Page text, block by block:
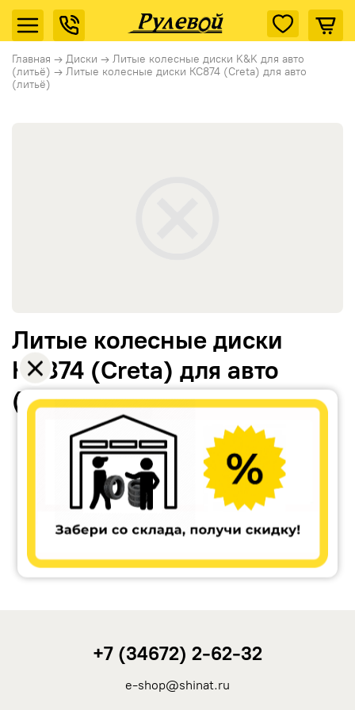
Главная → Диски → Литые колесные диски K&K для авто
(литьё) → Литые колесные диски КС874 (Creta) для авто
(литьё)
Литые колесные диски
КС874 (Creta) для авто
(литьё)
+7 (34672) 2-62-32
e-shop@shinat.ru